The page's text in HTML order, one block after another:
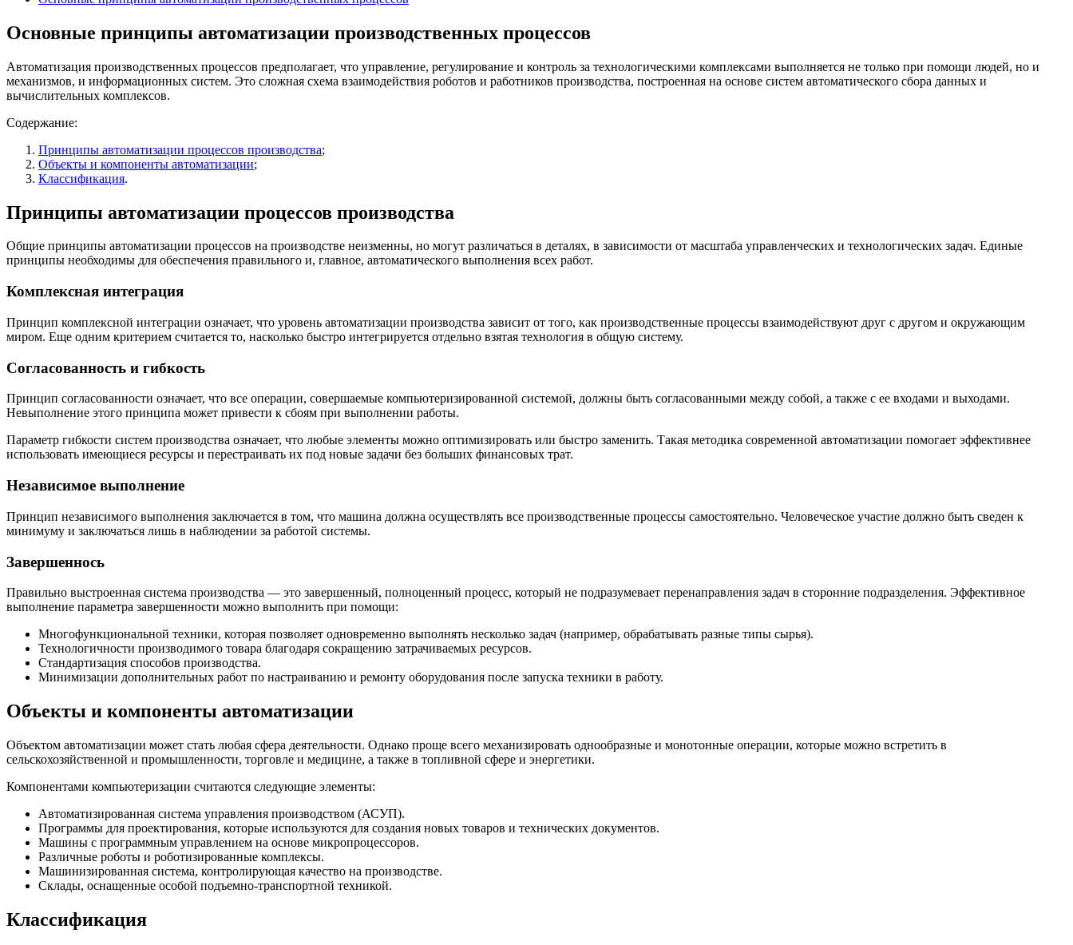
Основные принципы автоматизации производственных процессов
Автоматизация производственных процессов предполагает, что управление, регулирование и контроль за технологическими комплексами выполняется не только при помощи людей, но и
механизмов, и информационных систем. Это сложная схема взаимодействия роботов и работников производства, построенная на основе систем автоматического сбора данных и
вычислительных комплексов.
Содержание:
Принципы автоматизации процессов производства;
Объекты и компоненты автоматизации;
Классификация.
Принципы автоматизации процессов производства
Общие принципы автоматизации процессов на производстве неизменны, но могут различаться в деталях, в зависимости от масштаба управленческих и технологических задач. Единые
принципы необходимы для обеспечения правильного и, главное, автоматического выполнения всех работ.
Комплексная интеграция
Принцип комплексной интеграции означает, что уровень автоматизации производства зависит от того, как производственные процессы взаимодействуют друг с другом и окружающим
миром. Еще одним критерием считается то, насколько быстро интегрируется отдельно взятая технология в общую систему.
Согласованность и гибкость
Принцип согласованности означает, что все операции, совершаемые компьютеризированной системой, должны быть согласованными между собой, а также с ее входами и выходами.
Невыполнение этого принципа может привести к сбоям при выполнении работы.
Параметр гибкости систем производства означает, что любые элементы можно оптимизировать или быстро заменить. Такая методика современной автоматизации помогает эффективнее
использовать имеющиеся ресурсы и перестраивать их под новые задачи без больших финансовых трат.
Независимое выполнение
Принцип независимого выполнения заключается в том, что машина должна осуществлять все производственные процессы самостоятельно. Человеческое участие должно быть сведен к
минимуму и заключаться лишь в наблюдении за работой системы.
Завершеннось
Правильно выстроенная система производства — это завершенный, полноценный процесс, который не подразумевает перенаправления задач в сторонние подразделения. Эффективное
выполнение параметра завершенности можно выполнить при помощи:
Многофункциональной техники, которая позволяет одновременно выполнять несколько задач (например, обрабатывать разные типы сырья).
Технологичности производимого товара благодаря сокращению затрачиваемых ресурсов.
Стандартизация способов производства.
Минимизации дополнительных работ по настраиванию и ремонту оборудования после запуска техники в работу.
Объекты и компоненты автоматизации
Объектом автоматизации может стать любая сфера деятельности. Однако проще всего механизировать однообразные и монотонные операции, которые можно встретить в
сельскохозяйственной и промышленности, торговле и медицине, а также в топливной сфере и энергетики.
Компонентами компьютеризации считаются следующие элементы:
Автоматизированная система управления производством (АСУП).
Программы для проектирования, которые используются для создания новых товаров и технических документов.
Машины с программным управлением на основе микропроцессоров.
Различные роботы и роботизированные комплексы.
Машинизированная система, контролирующая качество на производстве.
Склады, оснащенные особой подъемно-транспортной техникой.
Классификация